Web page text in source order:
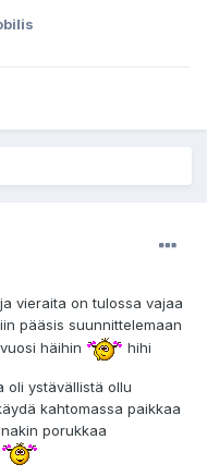
vieraita on tulossa vajaa
pääsis suunnittelemaan
häihin
hihi
oli ystävällistä ollu
kahtomassa paikkaa
porukkaa